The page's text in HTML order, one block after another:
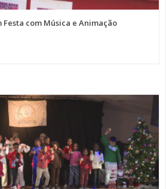
Festa com Música e Animação